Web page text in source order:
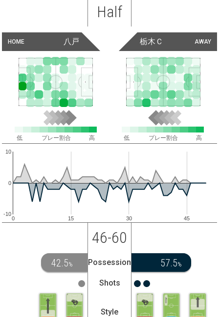
Half
HOME 八戸 AWAY
栃木Ｃ
低 プレー割合 高 低 プレー割合 高
0 15 30 45
-10
0
10
46-60
42.5% Possession 57.5%
Shots
Style